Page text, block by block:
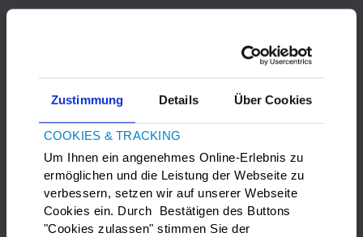
Zustimmung Details Über Cookies
COOKIES & TRACKING
Um Ihnen ein angenehmes Online-Erlebnis zu
ermöglichen und die Leistung der Webseite zu
verbessern, setzen wir auf unserer Webseite
Cookies ein. Durch Bestätigen des Buttons
"Cookies zulassen" stimmen Sie der
Marketing-Cookies
akzeptieren, um die Google Maps
anzuzeigen.